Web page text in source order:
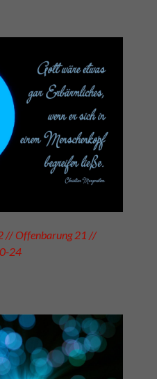
// Offenbarung 21 //
24